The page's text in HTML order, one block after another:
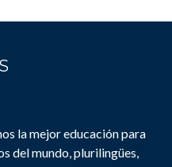
la mejor educación para
del mundo, plurilingües,